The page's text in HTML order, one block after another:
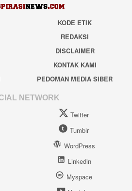
KODE ETIK
REDAKSI
DISCLAIMER
KONTAK KAMI
PEDOMAN MEDIA SIBER
NETWORK
Twitter
Tumblr
WordPress
Linkedin
Myspace